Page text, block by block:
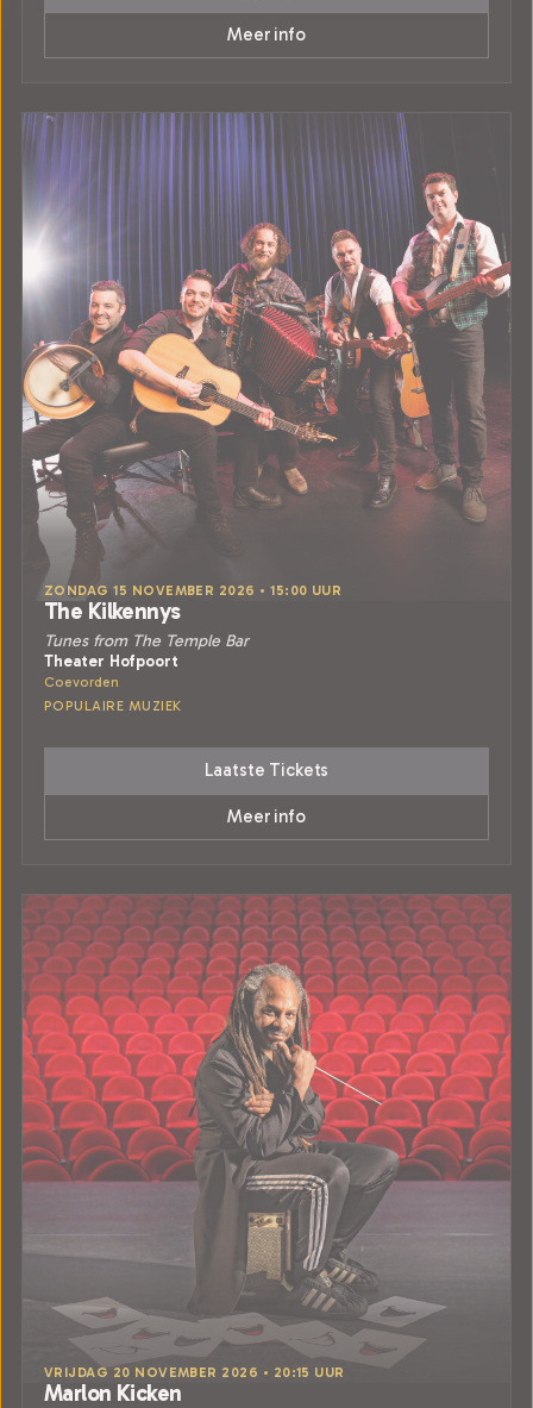
Meer info
ZONDAG 15 NOVEMBER 2026 • 15:00 UUR
The Kilkennys
Tunes from The Temple Bar
Theater Hofpoort
Coevorden
POPULAIRE MUZIEK
Laatste Tickets
Meer info
VRIJDAG 20 NOVEMBER 2026 • 20:15 UUR
Marlon Kicken